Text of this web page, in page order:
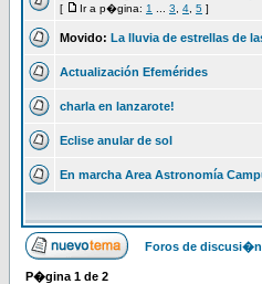
[ Ir a p�gina: 1 3 4 5 ]
Movido: La lluvia de estrellas de
Actualización Efemérides
charla en lanzarote!
Eclise anular de sol
En marcha Area Astronomía
Foros de discusi�n
P�gina 1 de 2